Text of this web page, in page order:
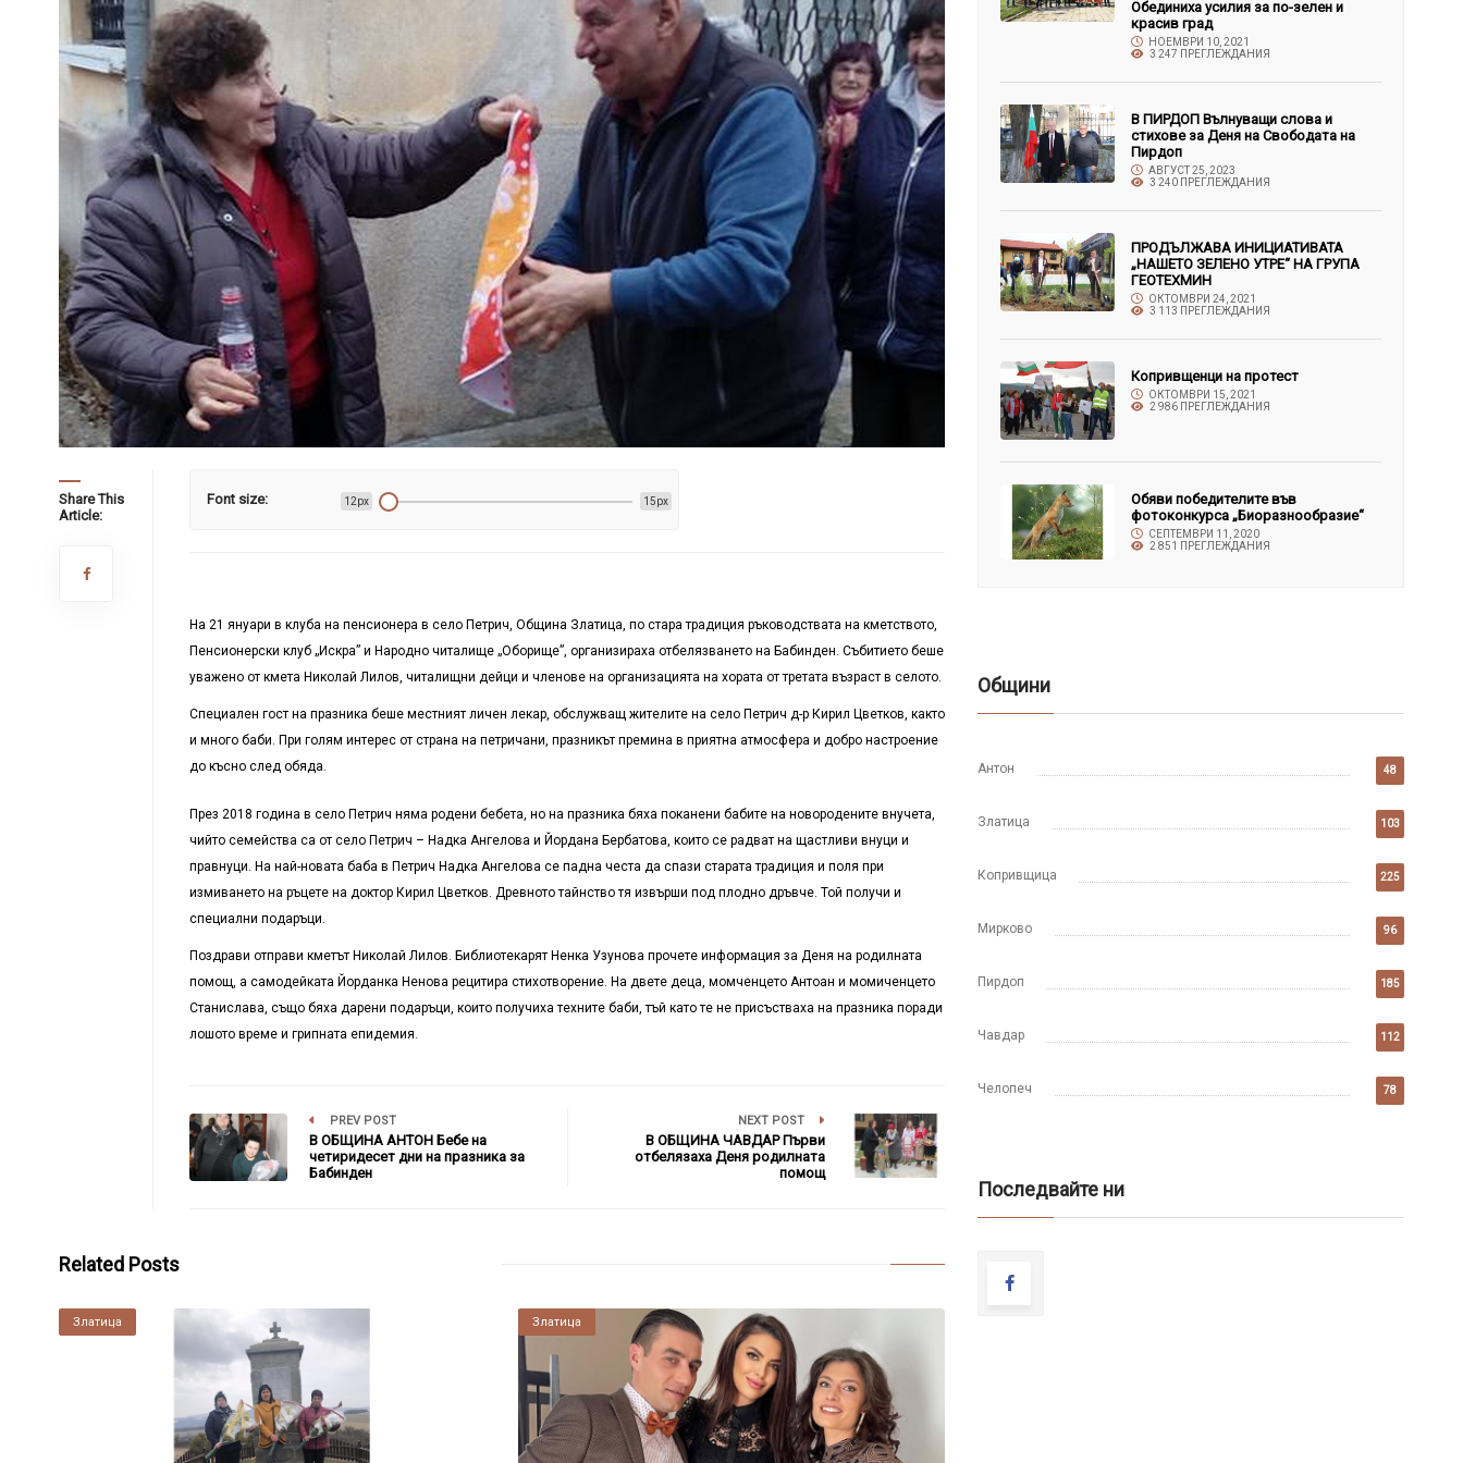
Share This
Article:
Font size: 12px 15px
На 21 януари в клуба на пенсионера в село Петрич, Община Златица, по стара традиция ръководствата на кметството,
Пенсионерски клуб „Искра” и Народно читалище „Оборище”, организираха отбелязването на Бабинден. Събитието беше
уважено от кмета Николай Лилов, читалищни дейци и членове на организацията на хората от третата възраст в селото.
Специален гост на празника беше местният личен лекар, обслужващ жителите на село Петрич д-р Кирил Цветков, както
и много баби. При голям интерес от страна на петричани, празникът премина в приятна атмосфера и добро настроение
до късно след обяда.
През 2018 година в село Петрич няма родени бебета, но на празника бяха поканени бабите на новородените внучета,
чийто семейства са от село Петрич – Надка Ангелова и Йордана Бербатова, които се радват на щастливи внуци и
правнуци. На най-новата баба в Петрич Надка Ангелова се падна честа да спази старата традиция и поля при
измиването на ръцете на доктор Кирил Цветков. Древното тайнство тя извърши под плодно дръвче. Той получи и
специални подаръци.
Поздрави отправи кметът Николай Лилов. Библиотекарят Ненка Узунова прочете информация за Деня на родилната
помощ, а самодейката Йорданка Ненова рецитира стихотворение. На двете деца, момченцето Антоан и момиченцето
Станислава, също бяха дарени подаръци, които получиха техните баби, тъй като те не присъстваха на празника поради
лошото време и грипната епидемия.
PREV POST
В ОБЩИНА АНТОН Бебе на
четиридесет дни на празника за
Бабинден
NEXT POST
В ОБЩИНА ЧАВДАР Първи
отбелязаха Деня родилната
помощ
Related Posts
Златица Златица
Обединиха усилия за по-зелен и
красив град
НОЕМВРИ 10, 2021
3 247 ПРЕГЛЕЖДАНИЯ
В ПИРДОП Вълнуващи слова и
стихове за Деня на Свободата на
Пирдоп
АВГУСТ 25, 2023
3 240 ПРЕГЛЕЖДАНИЯ
ПРОДЪЛЖАВА ИНИЦИАТИВАТА
„НАШЕТО ЗЕЛЕНО УТРЕ“ НА ГРУПА
ГЕОТЕХМИН
ОКТОМВРИ 24, 2021
3 113 ПРЕГЛЕЖДАНИЯ
Копривщенци на протест
ОКТОМВРИ 15, 2021
2 986 ПРЕГЛЕЖДАНИЯ
Обяви победителите във
фотоконкурса „Биоразнообразие“
СЕПТЕМВРИ 11, 2020
2 851 ПРЕГЛЕЖДАНИЯ
Общини
Антон 48
Златица 103
Копривщица 225
Мирково 96
Пирдоп 185
Чавдар 112
Челопеч 78
Последвайте ни